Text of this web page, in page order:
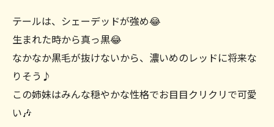
テールは、シェーデッドが強め😂
生まれた時から真っ黒😂
なかなか黒毛が抜けないから、濃いめのレッドに将来な
りそう♪
この姉妹はみんな穏やかな性格でお目目クリクリで可愛
い🎶